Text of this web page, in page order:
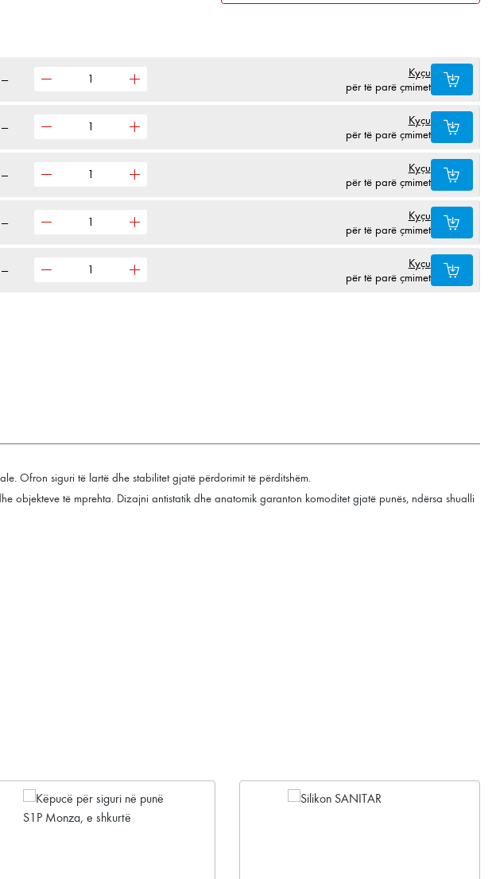
—
Kyçu
për të parë çmimet
—
Kyçu
për të parë çmimet
—
Kyçu
për të parë çmimet
—
Kyçu
për të parë çmimet
—
Kyçu
për të parë çmimet
Ofron siguri të lartë dhe stabilitet gjatë përdorimit të përditshëm.
objekteve të mprehta. Dizajni antistatik dhe anatomik garanton komoditet gjatë punës, ndërsa shualli